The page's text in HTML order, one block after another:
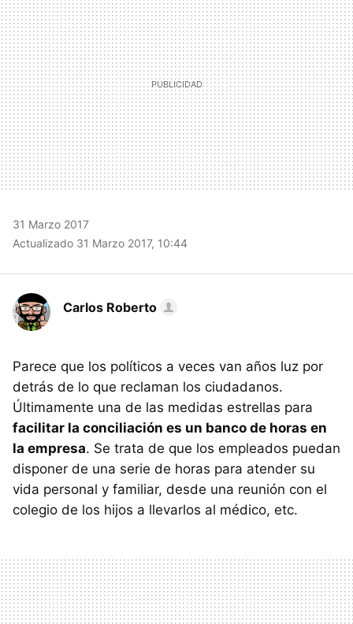
31 Marzo 2017
Actualizado 31 Marzo 2017, 10:44
Carlos Roberto
Parece que los políticos a veces van años luz por
detrás de lo que reclaman los ciudadanos.
Últimamente una de las medidas estrellas para
facilitar la conciliación es un banco de horas en
la empresa. Se trata de que los empleados puedan
disponer de una serie de horas para atender su
vida personal y familiar, desde una reunión con el
colegio de los hijos a llevarlos al médico, etc.